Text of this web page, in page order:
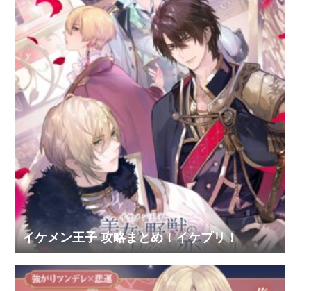
イケメン王子 攻略まとめ！イケプリ！